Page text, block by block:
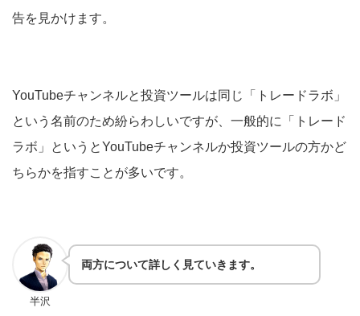
告を見かけます。
YouTubeチャンネルと投資ツールは同じ「トレードラボ」
という名前のため紛らわしいですが、一般的に「トレード
ラボ」というとYouTubeチャンネルか投資ツールの方かど
ちらかを指すことが多いです。
半沢
両方について詳しく見ていきます。